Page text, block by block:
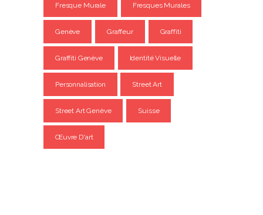
Fresque Murale Fresques Murales
Genève Graffeur Graffiti
Graffiti Genève Identité Visuelle
Personnalisation Street Art
Street Art Genève Suisse
Œuvre D'art